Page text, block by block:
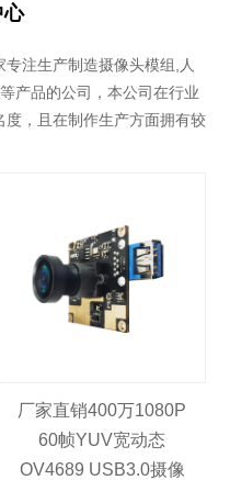
心
注生产制造摄像头模组,人
产品的公司，本公司在行业
，且在制作生产方面拥有较
厂家直销400万1080P
60帧YUV宽动态
OV4689 USB3.0摄像